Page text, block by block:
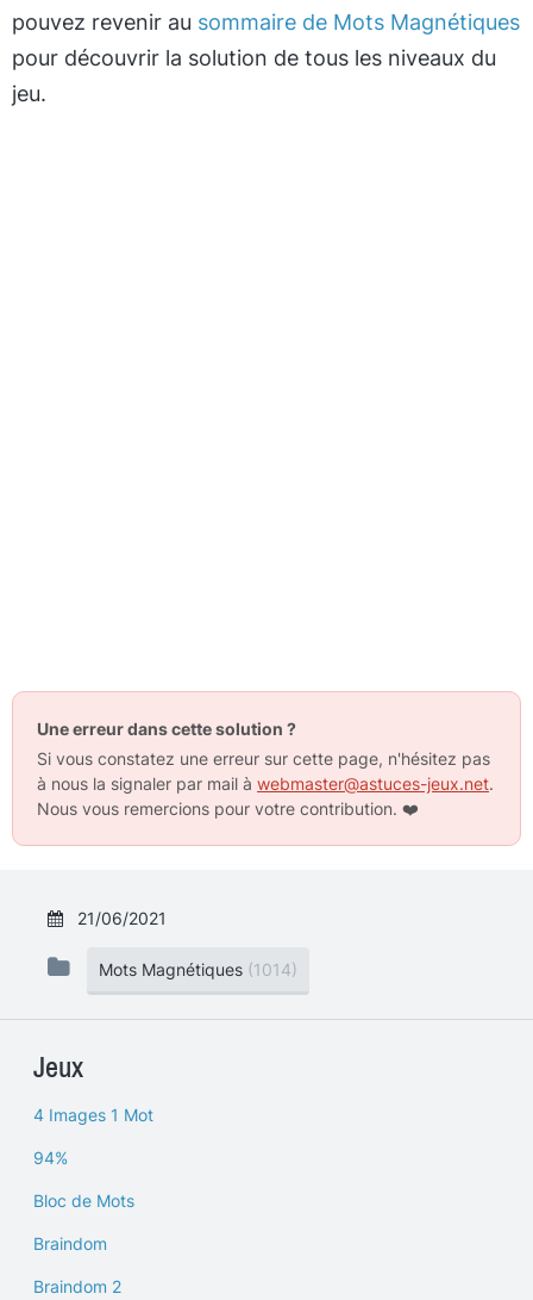
pouvez revenir au sommaire de Mots Magnétiques
pour découvrir la solution de tous les niveaux du
jeu.
Une erreur dans cette solution ?
Si vous constatez une erreur sur cette page, n'hésitez pas
à nous la signaler par mail à webmaster@astuces-jeux.net.
Nous vous remercions pour votre contribution. ❤️
21/06/2021
Mots Magnétiques (1014)
Jeux
4 Images 1 Mot
94%
Bloc de Mots
Braindom
Braindom 2